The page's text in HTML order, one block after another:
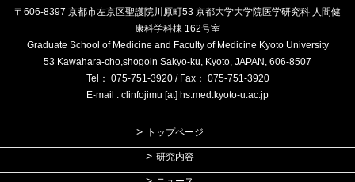
〒606-8397 京都市左京区聖護院川原町53 京都大学大学院医学研究科 人間健
康科学科棟 162号室
Graduate School of Medicine and Faculty of Medicine Kyoto University
53 Kawahara-cho,shogoin Sakyo-ku, Kyoto, JAPAN, 606-8507
Tel： 075-751-3920 / Fax： 075-751-3920
E-mail : clinfojimu [at] hs.med.kyoto-u.ac.jp
トップページ
研究内容